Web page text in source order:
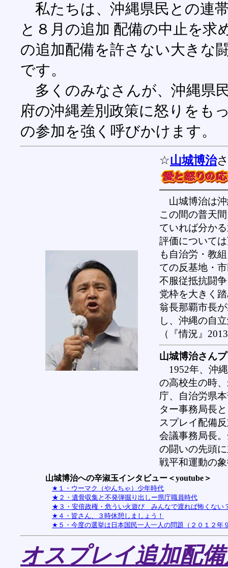
私たちは、沖縄県民との連
と８月の追加 配備の中止を求
の追加配備を許さない大きな
です。
多くのみなさんが、沖縄県
府の沖縄差別政策に怒りをも
の参加を強く呼びかけます。
☆山城博治
山城博治は沖
この間の普天
ていれば分か
評価について
も自治労・教
ての反基地・
不服従抵抗闘
党枠を大きく
翁長那覇市長
し、沖縄の自
（『情況』
山城博治さん
1952年、沖
の高校生の時
庁、自治労県
ター事務局長
スプレイ配備
会議事務局長
の闘いの先頭
戦平和運動の
山城博治への辛淑玉インタビュー＜youtube＞
★１・ウーマク（やんちゃ）少年時代
★２・遺骨収集と不発弾掘り出しー県庁職員時代
★３・安倍政権・危うい火遊び みんなで渡れば怖くない
★４・皆さん、３時休憩しましょう！
★５・今度の選挙は日本国民一人一人の問題（２０１２年
オスプレイ追加配